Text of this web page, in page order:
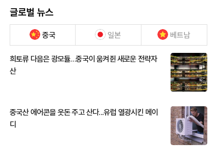
글로벌 뉴스
중국 일본 베트남
희토류 다음은 광모듈…중국이 움켜쥔 새로운 전략자
산
중국산 에어콘을 웃돈 주고 산다...유럽 열광시킨 메이
디